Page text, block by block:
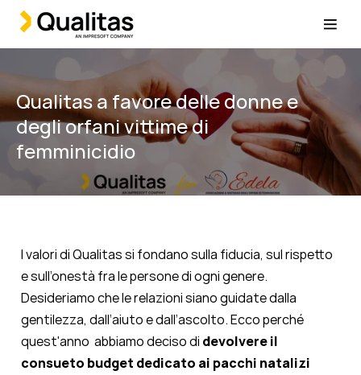
Qualitas a favore delle donne e
degli orfani vittime di
femminicidio
I valori di Qualitas si fondano sulla fiducia, sul rispetto
e sull’onestà fra le persone di ogni genere.
Desideriamo che le relazioni siano guidate dalla
gentilezza, dall’aiuto e dall’ascolto.Ecco perché
quest'anno abbiamo deciso di devolvere il
consueto budget dedicato ai pacchi natalizi